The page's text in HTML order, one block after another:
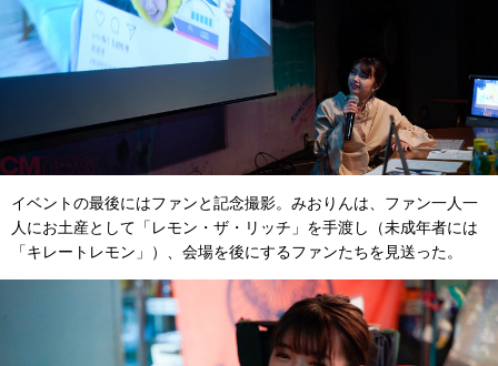
イベントの最後にはファンと記念撮影。みおりんは、ファン一人一
人にお土産として「レモン・ザ・リッチ」を手渡し（未成年者には
「キレートレモン」）、会場を後にするファンたちを見送った。